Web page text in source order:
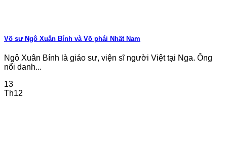
Võ sư Ngô Xuân Bính và Võ phái Nhất Nam
Ngô Xuân Bính là giáo sư, viện sĩ người Việt tại Nga. Ông
nổi danh...
13
Th12